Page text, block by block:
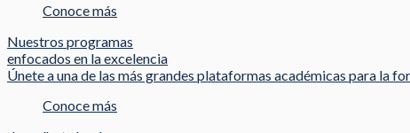
Conoce más
Nuestros programas
enfocados en la excelencia
Únete a una de las más grandes plataformas académicas para la
Conoce más